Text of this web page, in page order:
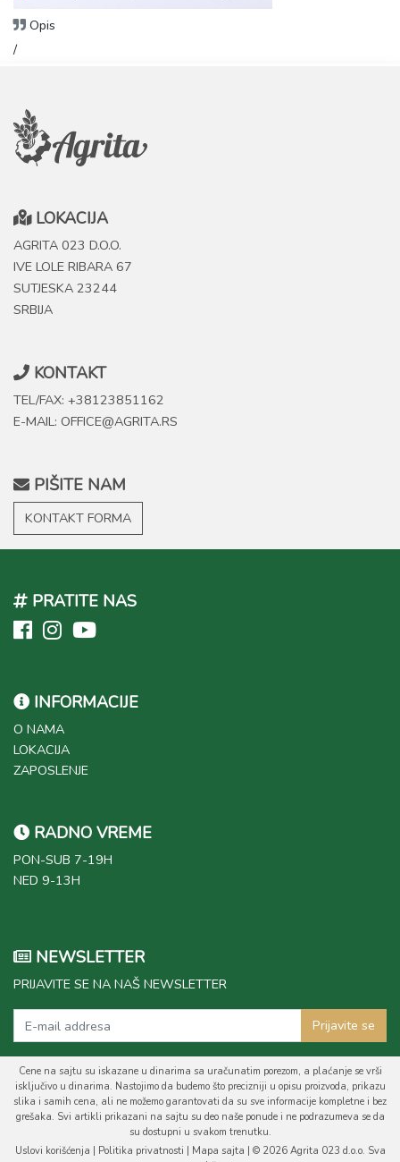
Opis
/
LOKACIJA
AGRITA 023 D.O.O.
IVE LOLE RIBARA 67
SUTJESKA 23244
SRBIJA
KONTAKT
TEL/FAX: +38123851162
E-MAIL: OFFICE@AGRITA.RS
PIŠITE NAM
KONTAKT FORMA
PRATITE NAS
INFORMACIJE
O NAMA
LOKACIJA
ZAPOSLENJE
RADNO VREME
PON-SUB 7-19H
NED 9-13H
NEWSLETTER
PRIJAVITE SE NA NAŠ NEWSLETTER
Prijavite se
Cene na sajtu su iskazane u dinarima sa uračunatim porezom, a plaćanje se vrši
isključivo u dinarima. Nastojimo da budemo što precizniji u opisu proizvoda, prikazu
slika i samih cena, ali ne možemo garantovati da su sve informacije kompletne i bez
grešaka. Svi artikli prikazani na sajtu su deo naše ponude i ne podrazumeva se da
su dostupni u svakom trenutku.
Uslovi korišćenja
Politika privatnosti Mapa sajta | © 2026 Agrita 023 d.o.o. Sva